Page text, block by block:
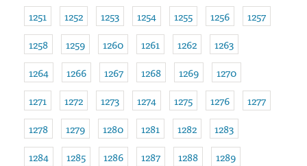
1251
1252 1253 1254 1255 1256
1257
1258
1259 1260 1261 1262
1263
1264
1266 1267 1268 1269
1270
1271
1272 1273 1274 1275 1276
1277
1278
1279 1280 1281 1282
1283
1284
1285 1286 1287 1288
1289